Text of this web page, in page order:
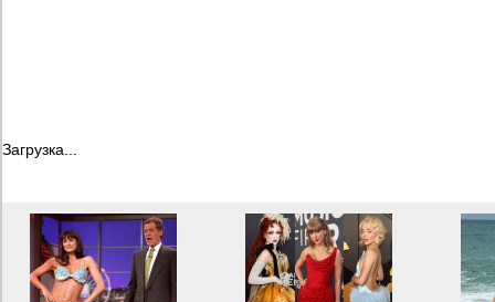
Загрузка...